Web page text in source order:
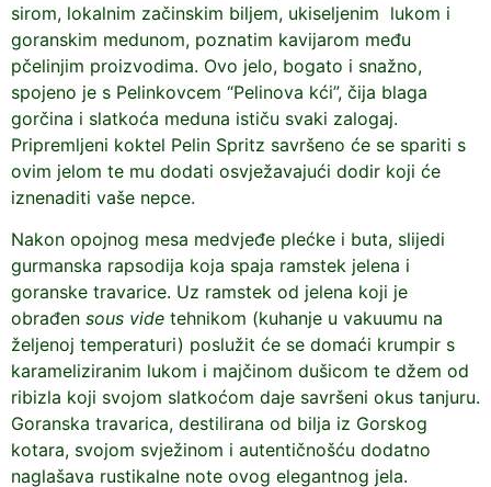
sirom, lokalnim začinskim biljem, ukiseljenim lukom i
goranskim medunom, poznatim kavijarom među
pčelinjim proizvodima. Ovo jelo, bogato i snažno,
spojeno je s Pelinkovcem “Pelinova kći”, čija blaga
gorčina i slatkoća meduna ističu svaki zalogaj.
Pripremljeni koktel Pelin Spritz savršeno će se spariti s
ovim jelom te mu dodati osvježavajući dodir koji će
iznenaditi vaše nepce.
Nakon opojnog mesa medvjeđe plećke i buta, slijedi
gurmanska rapsodija koja spaja ramstek jelena i
goranske travarice. Uz ramstek od jelena koji je
obrađen sous vide tehnikom (kuhanje u vakuumu na
željenoj temperaturi) poslužit će se domaći krumpir s
karameliziranim lukom i majčinom dušicom te džem od
ribizla koji svojom slatkoćom daje savršeni okus tanjuru.
Goranska travarica, destilirana od bilja iz Gorskog
kotara, svojom svježinom i autentičnošću dodatno
naglašava rustikalne note ovog elegantnog jela.